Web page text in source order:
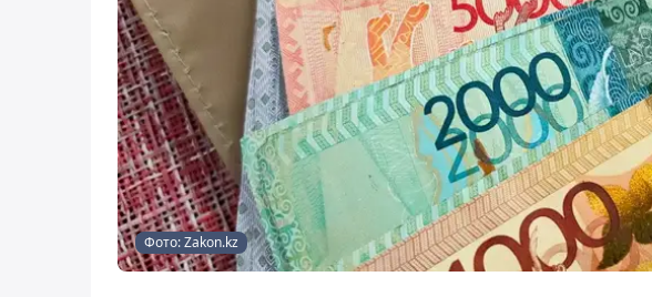
Фото: Zakon.kz